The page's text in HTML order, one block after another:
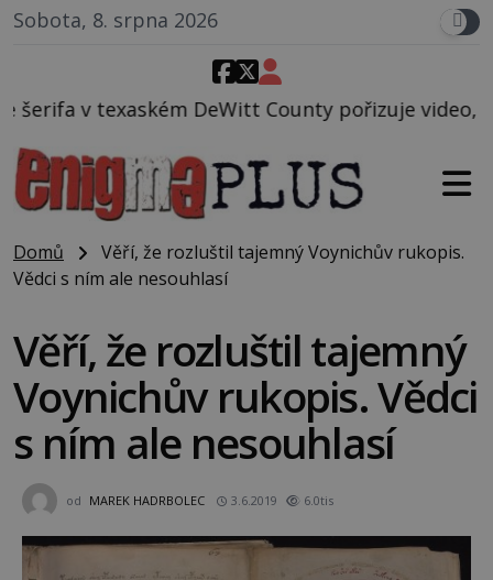
Sobota, 8. srpna 2026
County pořizuje video, na kterém před jeho
Domů
Věří, že rozluštil tajemný Voynichův rukopis.
Vědci s ním ale nesouhlasí
Věří, že rozluštil tajemný
Voynichův rukopis. Vědci
s ním ale nesouhlasí
od MAREK HADRBOLEC 3.6.2019 6.0tis